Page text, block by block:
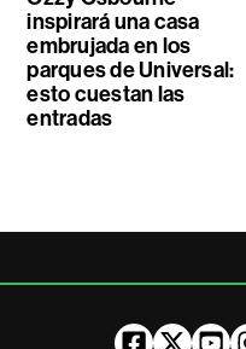
inspirará una casa
embrujada en los
parques de Universal:
esto cuestan las
entradas